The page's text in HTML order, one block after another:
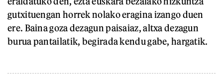
gutxituengan horrek nolako eragina izango duen
ere. Baina goza dezagun paisaiaz, altxa dezagun
burua pantailatik, begirada kendu gabe, hargatik.